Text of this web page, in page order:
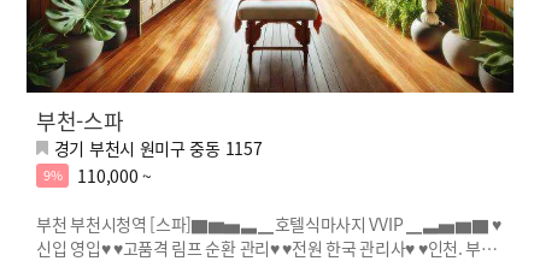
부천-스파
경기 부천시 원미구 중동 1157
9%
110,000 ~
부천 부천시청역 [스파]▇▆▅▃▁호텔식마사지 VVIP ▁▃▅▆▇ ♥
신입 영입♥ ♥고품격 림프 순환 관리♥ ♥전원 한국 관리사♥ ♥인천. 부천